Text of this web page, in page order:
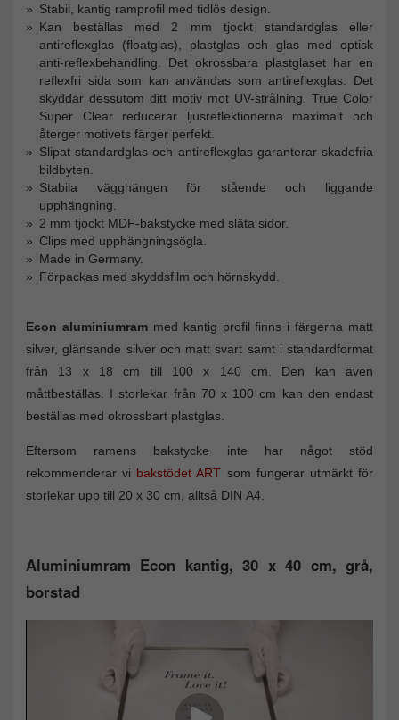
Stabil, kantig ramprofil med tidlös design.
Kan beställas med 2 mm tjockt standardglas eller
antireflexglas (floatglas), plastglas och glas med optisk
anti-reflexbehandling. Det okrossbara plastglaset har en
reflexfri sida som kan användas som antireflexglas. Det
skyddar dessutom ditt motiv mot UV-strålning. True Color
Super Clear reducerar ljusreflektionerna maximalt och
återger motivets färger perfekt.
Slipat standardglas och antireflexglas garanterar skadefria
bildbyten.
Stabila vägghängen för stående och liggande
upphängning.
2 mm tjockt MDF-bakstycke med släta sidor.
Clips med upphängningsögla.
Made in Germany.
Förpackas med skyddsfilm och hörnskydd.
Econ aluminiumrammed kantig profil finns i färgerna matt
silver, glänsande silver och matt svart samt i standardformat
från 13 x 18 cm till 100 x 140 cm. Den kan även
måttbeställas. I storlekar från 70 x 100 cm kan den endast
beställas med okrossbart plastglas.
Eftersom ramens bakstycke inte har något stöd
rekommenderar vi bakstödet ART som fungerar utmärkt för
storlekar upp till 20 x 30 cm, alltså DIN A4.
Aluminiumram Econ kantig, 30 x 40 cm, grå,
borstad